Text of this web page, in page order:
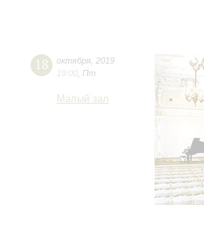
18 октября 2019
19:00 Пт
Малый зал